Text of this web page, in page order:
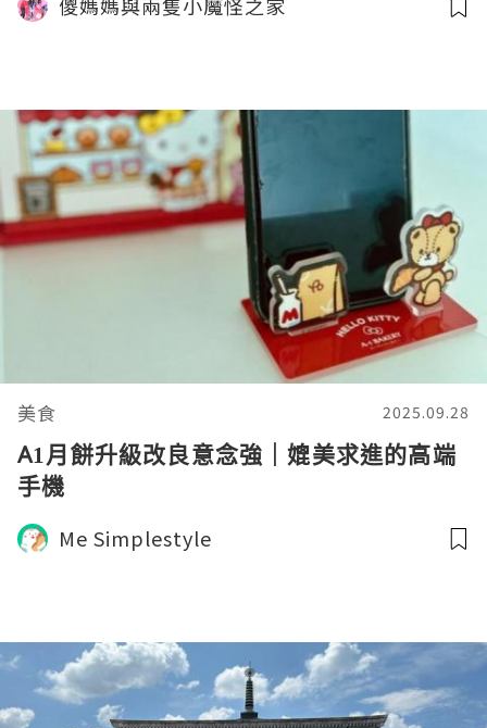
美食 2025.09.28
A1月餅升級改良意念強｜媲美求進的高端
手機
Me Simplestyle